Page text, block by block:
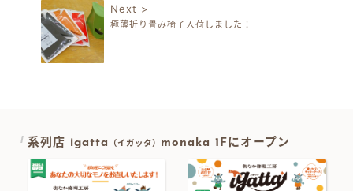
Next >
極薄折り畳み椅子入荷しました！
系列店 igatta （イガッタ） monaka 1Fにオープン